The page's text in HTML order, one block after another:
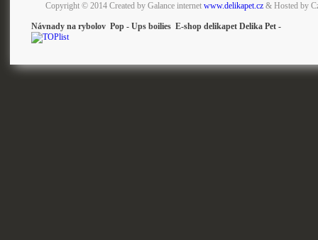
Copyright © 2014 Created by Galance internet www.delikapet.cz& Hosted by
Návnady na rybolov Pop - Ups boilies E-shop delikapet Delika Pet -